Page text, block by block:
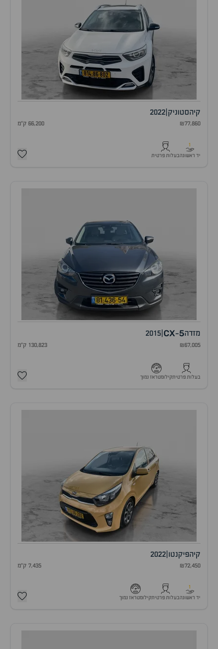
קיהסטוניק 2022
₪77,860 66,200 ק"מ
1
יד ראשונהבעלות פרטית
מזדה CX-5
2015
₪67,005 130,823 ק"מ
בעלות פרטיתקילומטראז נמוך
קיהפיקנטו 2022
₪72,450 7,435 ק"מ
1
יד ראשונהבעלות פרטיתקילומטראז נמוך